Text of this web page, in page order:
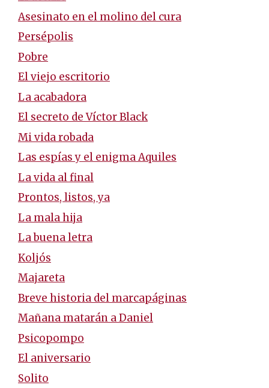
Asesinato en el molino del cura
Persépolis
Pobre
El viejo escritorio
La acabadora
El secreto de Víctor Black
Mi vida robada
Las espías y el enigma Aquiles
La vida al final
Prontos, listos, ya
La mala hija
La buena letra
Koljós
Majareta
Breve historia del marcapáginas
Mañana matarán a Daniel
Psicopompo
El aniversario
Solito